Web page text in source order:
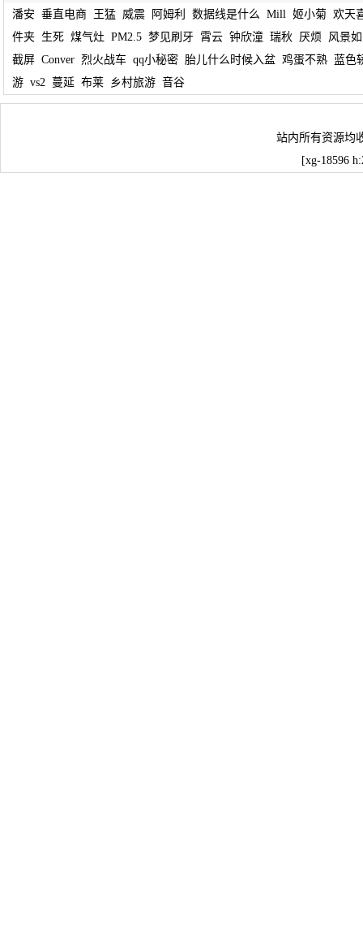
潘安 垂直电商 王猛 威震 阿姆利 数据线是什么 Mill 姬小菊 欢天
件夹
生死 煤气灶 PM2.5 梦见刷牙 霄云 钟欣潼 瑞秋 厌烦
风景
截屏 Conver 烈火战车 qq小秘密 胎儿什么时候入盆 鸡蛋不熟
蓝色
游 vs2 蔓延 布莱 乡村旅游 音谷
站内所有资源均
[xg-18596